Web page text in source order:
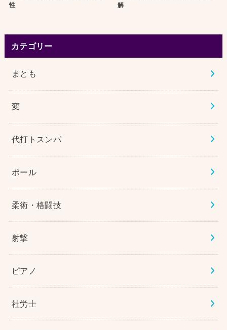
性
解
カテゴリー
まとも
変
代打トスンパ
ポール
柔術・格闘技
射撃
ピアノ
社労士